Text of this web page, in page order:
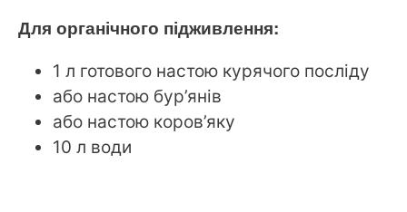
Для органічного підживлення:
1 л готового настою курячого посліду
або настою бур’янів
або настою коров’яку
10 л води